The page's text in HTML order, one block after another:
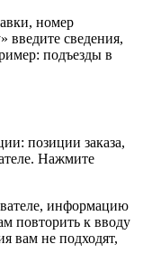
номер
введите сведения,
подъезды в
позиции заказа,
Нажмите
информацию
повторить к вводу
вам не подходят,